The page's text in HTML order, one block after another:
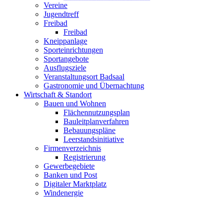
Vereine
Jugendtreff
Freibad
Freibad
Kneippanlage
Sporteinrichtungen
Sportangebote
Ausflugsziele
Veranstaltungsort Badsaal
Gastronomie und Übernachtung
Wirtschaft & Standort
Bauen und Wohnen
Flächennutzungsplan
Bauleitplanverfahren
Bebauungspläne
Leerstandsinitiative
Firmenverzeichnis
Registrierung
Gewerbegebiete
Banken und Post
Digitaler Marktplatz
Windenergie